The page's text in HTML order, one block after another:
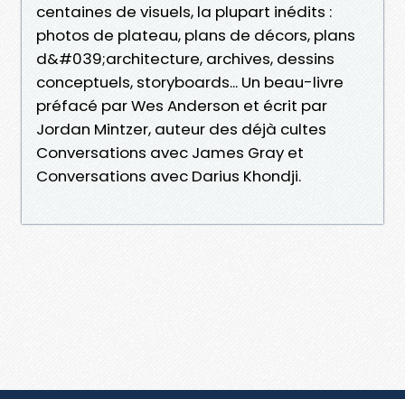
centaines de visuels, la plupart inédits :
photos de plateau, plans de décors, plans
d&#039;architecture, archives, dessins
conceptuels, storyboards... Un beau-livre
préfacé par Wes Anderson et écrit par
Jordan Mintzer, auteur des déjà cultes
Conversations avec James Gray et
Conversations avec Darius Khondji.